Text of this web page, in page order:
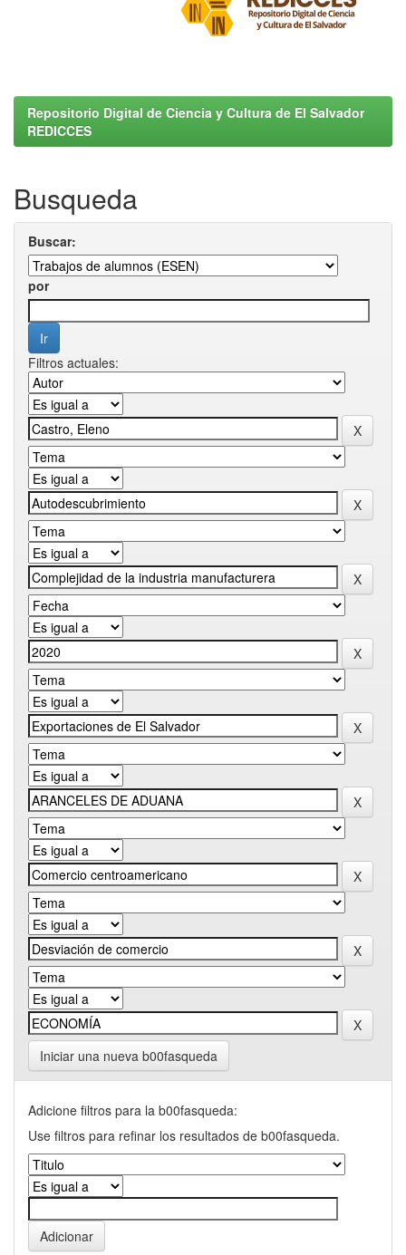
Repositorio Digital de Ciencia y Cultura de El Salvador
REDICCES
Busqueda
Buscar:
por
Filtros actuales:
Iniciar una nueva b00fasqueda
Adicione filtros para la b00fasqueda:
Use filtros para refinar los resultados de b00fasqueda.